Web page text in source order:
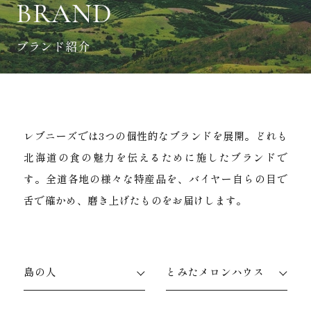
BRAND
ブランド紹介
レブニーズでは3つの個性的なブランドを展開。 どれも
北海道の食の魅力を伝えるために施したブランドで
す。 全道各地の様々な特産品を、バイヤー自らの目で
舌で確かめ、磨き上げたものをお届けします。
島の人 とみたメロンハウス